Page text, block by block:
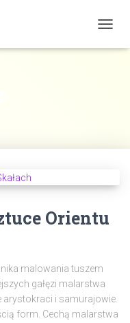
Orientu
malowania tuszem
gałęzi malarstwa
arystokraci i samurajowie.
form. Cechą malarstwa